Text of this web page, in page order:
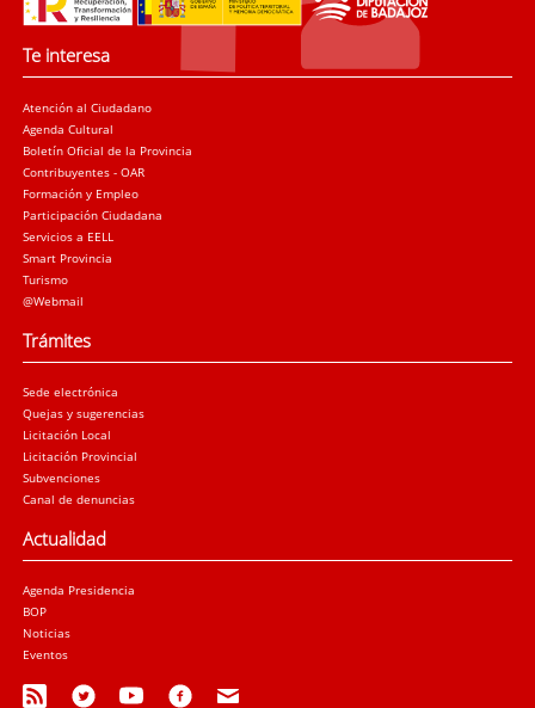
Te interesa
Atención al Ciudadano
Agenda Cultural
Boletín Oficial de la Provincia
Contribuyentes - OAR
Formación y Empleo
Participación Ciudadana
Servicios a EELL
Smart Provincia
Turismo
@Webmail
Trámites
Sede electrónica
Quejas y sugerencias
Licitación Local
Licitación Provincial
Subvenciones
Canal de denuncias
Actualidad
Agenda Presidencia
BOP
Noticias
Eventos